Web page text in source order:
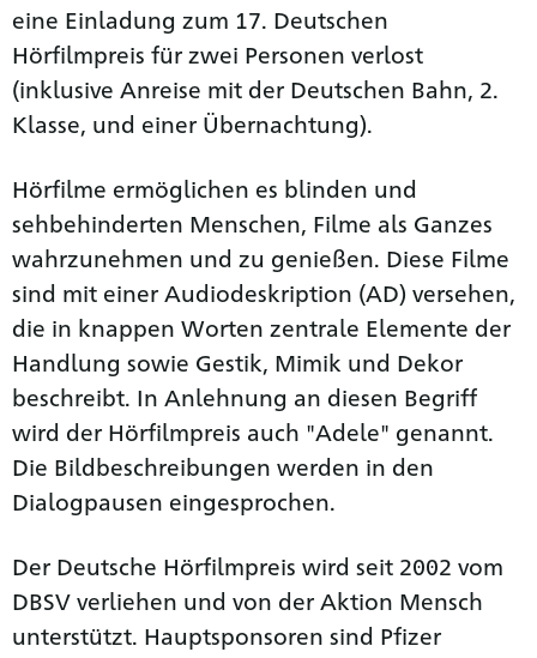
eine Einladung zum 17. Deutschen
Hörfilmpreis für zwei Personen verlost
(inklusive Anreise mit der Deutschen Bahn, 2.
Klasse, und einer Übernachtung).
Hörfilme ermöglichen es blinden und
sehbehinderten Menschen, Filme als Ganzes
wahrzunehmen und zu genießen. Diese Filme
sind mit einer Audiodeskription (AD) versehen,
die in knappen Worten zentrale Elemente der
Handlung sowie Gestik, Mimik und Dekor
beschreibt. In Anlehnung an diesen Begriff
wird der Hörfilmpreis auch "Adele" genannt.
Die Bildbeschreibungen werden in den
Dialogpausen eingesprochen.
Der Deutsche Hörfilmpreis wird seit 2002 vom
DBSV verliehen und von der Aktion Mensch
unterstützt. Hauptsponsoren sind Pfizer